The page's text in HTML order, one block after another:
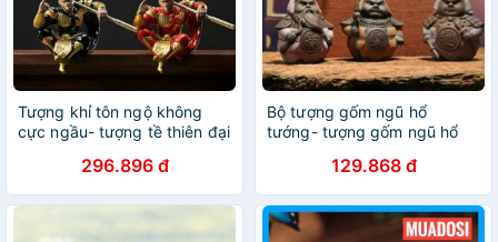
Tượng khỉ tôn ngộ không
cực ngầu- tượng tề thiên đại
296.896 đ
Bộ tượng gốm ngũ hổ
tướng- tượng gốm ngũ hổ
129.868 đ